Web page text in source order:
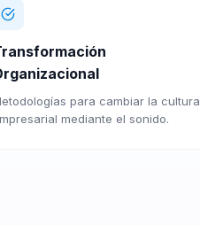
para cambiar la cultura
mediante el sonido.